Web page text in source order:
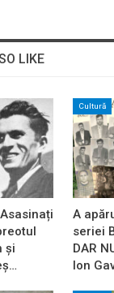
LIKE
și
Cultură
A
seriei
DAR
Ion